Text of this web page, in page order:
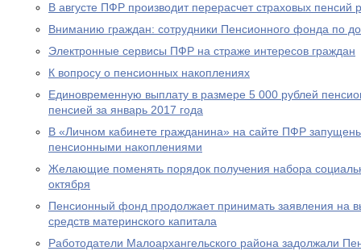
В августе ПФР производит перерасчет страховых
Вниманию граждан: сотрудники Пенсионного фонда по
Электронные сервисы ПФР на страже интересов граждан
К вопросу о пенсионных накоплениях
Единовременную выплату в размере 5 000 рублей
пенсией за январь 2017 года
В «Личном кабинете гражданина» на сайте ПФР
пенсионными накоплениями
Желающие поменять порядок получения набора
октября
Пенсионный фонд продолжает принимать заявления на
средств материнского капитала
Работодатели Малоархангельского района задолжали